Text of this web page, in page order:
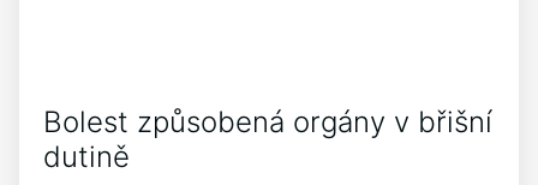
Bolest způsobená orgány v břišní
dutině